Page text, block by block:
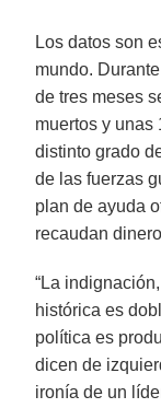
Los datos son
mundo.
de tres meses
muertos y unas
distinto grado
de las fuerzas
plan de ayuda
recaudan
“La
histórica es
política es
dicen de
ironía de un